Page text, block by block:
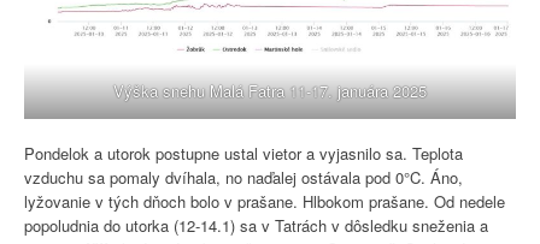
Výška snehu Malá Fatra 11-17. januára 2025
Pondelok a utorok postupne ustal vietor a vyjasnilo sa. Teplota
vzduchu sa pomaly dvíhala, no naďalej ostávala pod 0°C. Áno,
lyžovanie v tých dňoch bolo v prašane. Hlbokom prašane. Od nedele
popoludnia do utorka (12-14.1) sa v Tatrách v dôsledku sneženia a